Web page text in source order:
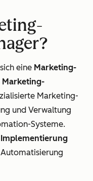
eine Marketing-
Marketing-
Marketing-
und Verwaltung
Systeme.
Implementierung